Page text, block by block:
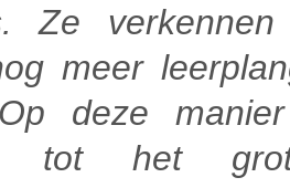
Ze
meer
deze
tot het